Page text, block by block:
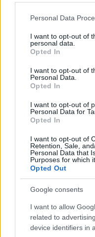
Please note that this
not limited to your visit
grant or deny consent to
use your data for below
consent section.
Personal Data
I want to opt-out of
personal data.
Opted In
I want to opt-out of
Personal Data.
Opted In
I want to opt-out of
Personal Data for
Opted In
I want to opt-out of
Retention, Sale,
Personal Data that
Purposes for which
Opted Out
Google consents
I want to allow
related to
device identifiers in
marketingcéloknak
léteznek. Sin az
videóban is vizsgálja,
Pollard munkái a rejtett
különböző tárgyak
Angliában több tucatnyi
populáris kultúrába
bizonyítja – magyarázta
„félelmet keltő”
barkácsolt gépeket,
fenyegetően csikorognak.
A 68 éves Veronica